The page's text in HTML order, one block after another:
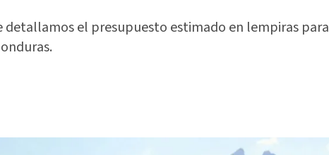
detallamos el presupuesto estimado en lempiras para